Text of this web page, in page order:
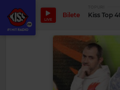
LIVE
Bilete Kiss Top